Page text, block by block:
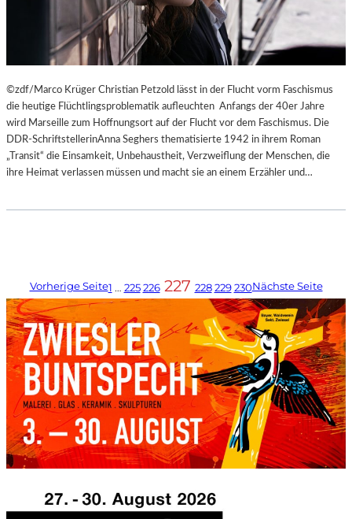
©zdf/Marco Krüger Christian Petzold lässt in der Flucht vorm Faschismus
die heutige Flüchtlingsproblematik aufleuchten Anfangs der 40er Jahre
wird Marseille zum Hoffnungsort auf der Flucht vor dem Faschismus. Die
DDR-SchriftstellerinAnna Seghers thematisierte 1942 in ihrem Roman
„Transit“ die Einsamkeit, Unbehaustheit, Verzweiflung der Menschen, die
ihre Heimat verlassen müssen und macht sie an einem Erzähler und…
Vorherige Seite1 … 225 226 227 228 229 230Nächste Seite